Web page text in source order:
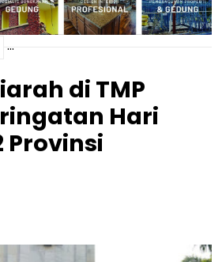
di TMP
Hari
Provinsi